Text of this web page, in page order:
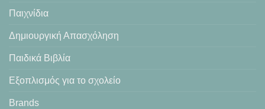
Παιχνίδια
Δημιουργική Απασχόληση
Παιδικά Βιβλία
Εξοπλισμός για το σχολείο
Brands